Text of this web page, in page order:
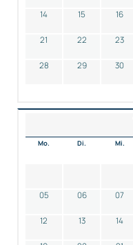
14 15 16
21 22 23
28 29 30
Mo. Di. Mi.
05 06 07
12 13 14